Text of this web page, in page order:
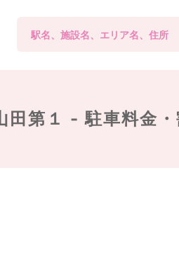
田第１ -駐車料金